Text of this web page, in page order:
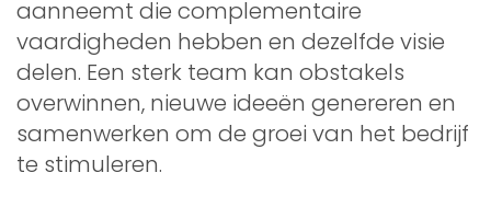
aanneemt die complementaire
vaardigheden hebben en dezelfde visie
delen. Een sterk team kan obstakels
overwinnen, nieuwe ideeën genereren en
samenwerken om de groei van het bedrijf
te stimuleren.